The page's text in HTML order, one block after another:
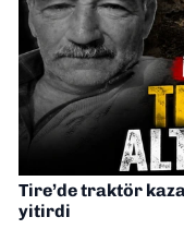
Tire’de traktör
yitirdi